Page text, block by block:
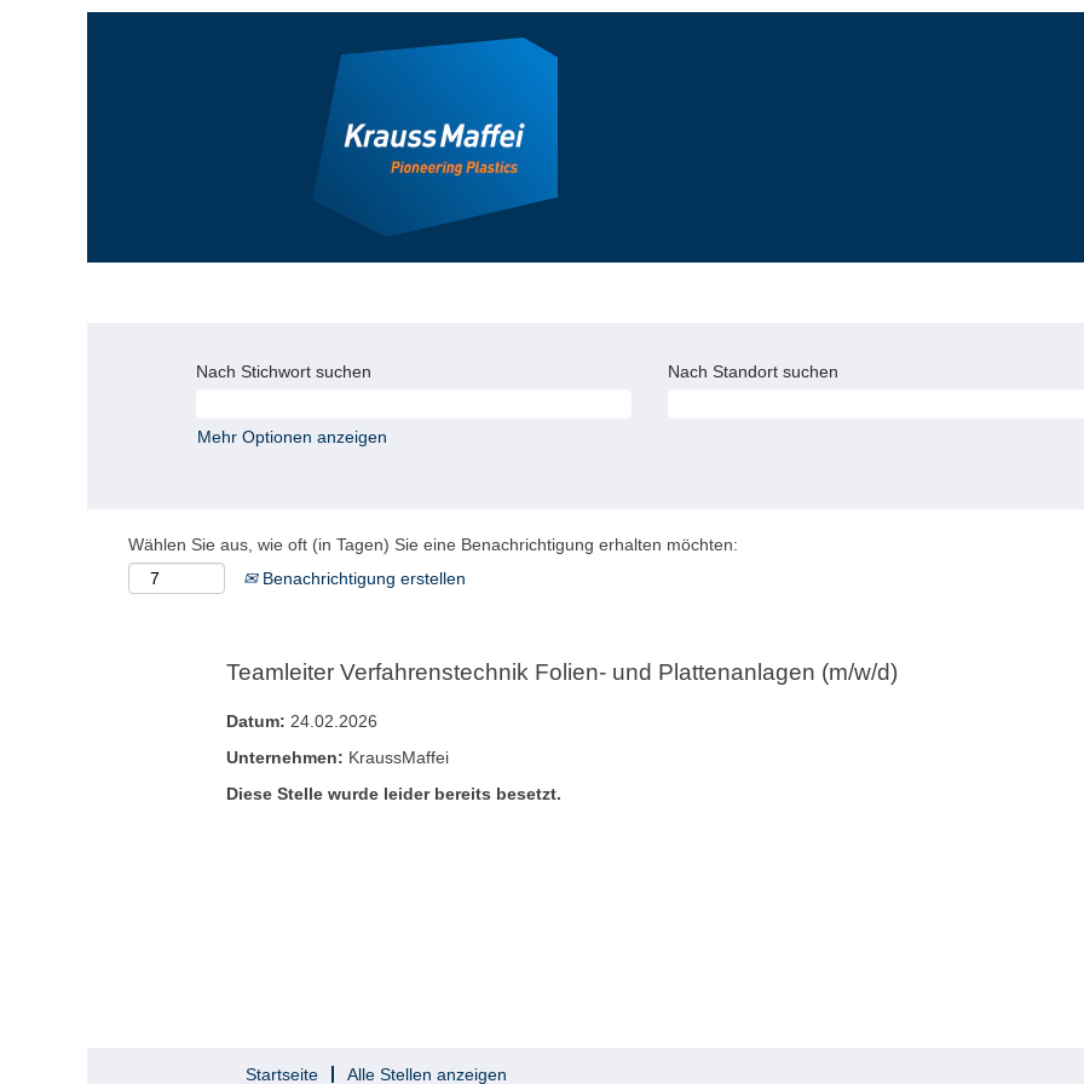
Nach Stichwort suchen Nach Standort suchen
Mehr Optionen anzeigen
Wählen Sie aus, wie oft (in Tagen) Sie eine Benachrichtigung erhalten möchten:
Benachrichtigung erstellen
Teamleiter Verfahrenstechnik Folien- und Plattenanlagen (m/w/d)
Datum: 24.02.2026
Unternehmen: KraussMaffei
Diese Stelle wurde leider bereits besetzt.
Startseite Alle Stellen anzeigen